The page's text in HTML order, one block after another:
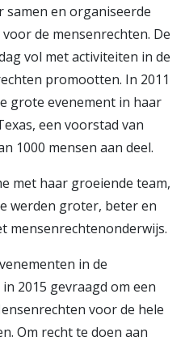
samen en organiseerde
de mensenrechten. De
vol met activiteiten in de
promootten. In 2011
grote evenement in haar
een voorstad van
1000 mensen aan deel.
met haar groeiende team,
werden groter, beter en
mensenrechtenonderwijs.
in de
2015 gevraagd om een
voor de hele
Om recht te doen aan